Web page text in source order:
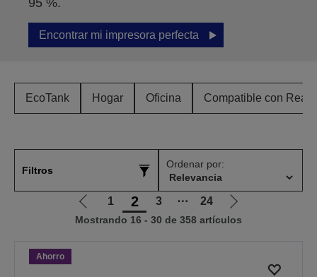
95 %.
Encontrar mi impresora perfecta
EcoTank Hogar Oficina Compatible con
Filtros
Ordenar por:
Ir
a
1 2 3 ⋯ 24
Ir
a
siguiente
Mostrando 16 - 30 de 358 artículos
Ahorro